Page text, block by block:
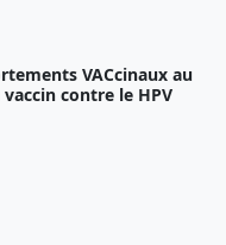
VACcinaux au
vaccin contre le HPV